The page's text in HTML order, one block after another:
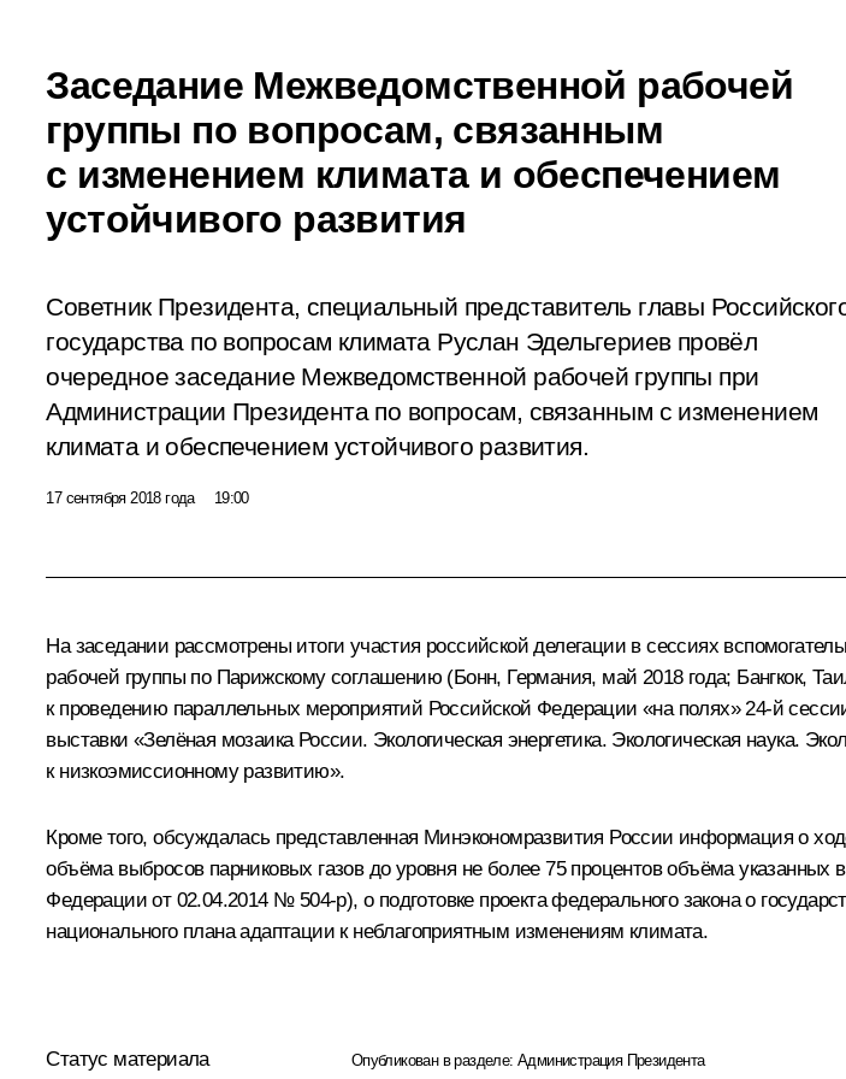
Заседание Межведомственной рабочей
группы по вопросам, связанным
с изменением климата и обеспечением
устойчивого развития
Советник Президента, специальный представитель главы
государства по вопросам климата Руслан Эдельгериев провёл
очередное заседание Межведомственной рабочей группы при
Администрации Президента по вопросам, связанным с изменением
климата и обеспечением устойчивого развития.
17 сентября 2018 года 19:00
На заседании рассмотрены итоги участия российской делегации в сессиях
рабочей группы по Парижскому соглашению (Бонн, Германия, май 2018 года; Бангкок,
к проведению параллельных мероприятий Российской Федерации «на полях» 24-й
выставки «Зелёная мозаика России. Экологическая энергетика. Экологическая наука.
к низкоэмиссионному развитию».
Кроме того, обсуждалась представленная Минэкономразвития России информация о
объёма выбросов парниковых газов до уровня не более 75 процентов объёма
Федерации от 02.04.2014 № 504-р), о подготовке проекта федерального закона о
национального плана адаптации к неблагоприятным изменениям климата.
Статус материала Опубликован в разделе:Администрация Президента